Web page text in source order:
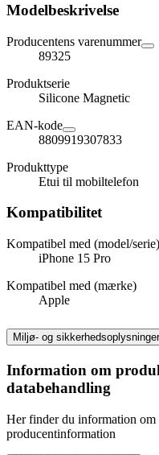
Modelbeskrivelse
Producentens varenummer
89325
Produktserie
Silicone Magnetic
EAN-kode
8809919307833
Produkttype
Etui til mobiltelefon
Kompatibilitet
Kompatibel med (model/serie)
iPhone 15 Pro
Kompatibel med (mærke)
Apple
Miljø- og sikkerhedsoplysninger
Information om
databehandling
Her finder du information
producentinformation